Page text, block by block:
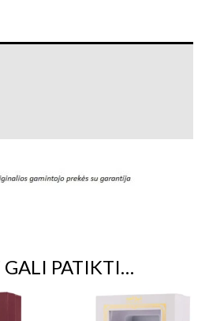
GALI PATIKTI…